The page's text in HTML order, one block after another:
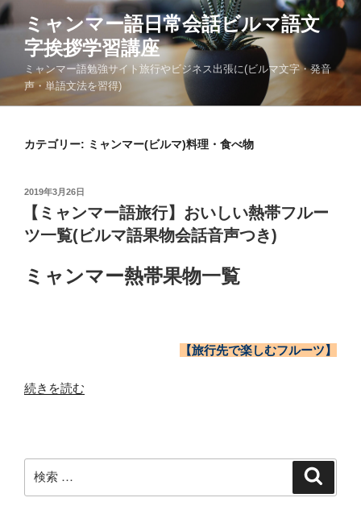
コ
ン
へ
ミャンマー語日常会話ビルマ語文
字挨拶学習講座
ミャンマー語勉強サイト旅行やビジネス出張に(ビルマ文字・発音
声・単語文法を習得)
カテゴリー: ミャンマー(ビルマ)料理・食べ物
投
日:
2019年3月26日
【ミャンマー語旅行】おいしい熱帯フルー
ツ一覧(ビルマ語果物会話音声つき)
ミャンマー熱帯果物一覧
【旅行先で楽しむフルーツ】
“【ミ
ー
語
続きを読む
索: